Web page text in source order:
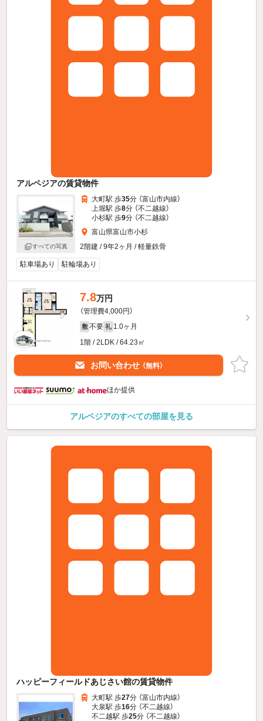
アルペジアの賃貸物件
すべての写真
大町駅 歩35分 （富山市内線）
上堀駅 歩8分 （不二越線）
小杉駅 歩9分 （不二越線）
富山県富山市小杉
2階建 / 9年2ヶ月 / 軽量鉄骨
駐車場あり 駐輪場あり
7.8万円
（管理費4,000円）
敷 不要 礼 1.0ヶ月
1階 / 2LDK / 64.23㎡
お問い合わせ （無料）
ほか提供
アルペジアのすべての部屋を見る
ハッピーフィールドあじさい館の賃貸物件
大町駅 歩27分 （富山市内線）
大泉駅 歩16分 （不二越線）
不二越駅 歩25分 （不二越線）